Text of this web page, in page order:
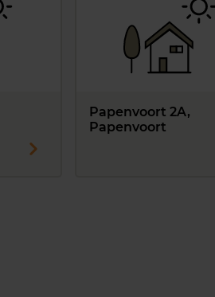
Papenvoort 2A,
Papenvoort